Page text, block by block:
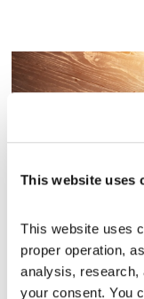
This website uses
This website uses
proper operation,
analysis, research,
your consent. You